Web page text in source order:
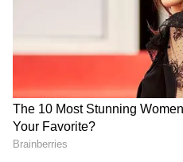
Fridge : ஃபிரிட்ஜுக்கும்
எவ்வளவு கேப் வேணும்?
கரண்ட் பில் குறையும்!
Fridge : சூப்பர் ட்ரிக்...
வைத்தால் இவ்வளவு
கிடைக்குமா?
3
5